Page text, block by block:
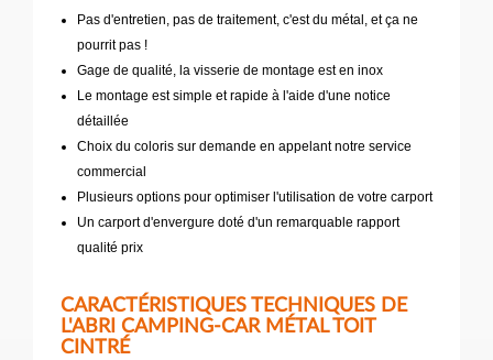
Pas d'entretien, pas de traitement, c'est du métal, et ça ne
pourrit pas !
Gage de qualité, la visserie de montage est en inox
Le montage est simple et rapide à l'aide d'une notice
détaillée
Choix du coloris sur demande en appelant notre service
commercial
Plusieurs options pour optimiser l'utilisation de votre carport
Un carport d'envergure doté d'un remarquable rapport
qualité prix
CARACTÉRISTIQUES TECHNIQUES DE
L'ABRI CAMPING-CAR MÉTAL TOIT
CINTRÉ